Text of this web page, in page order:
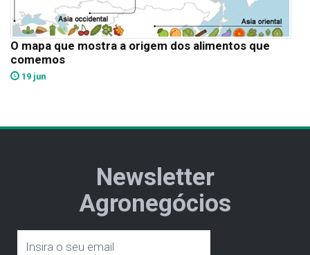
O mapa que mostra a origem dos alimentos que
comemos
19 jun
Newsletter
Agronegócios